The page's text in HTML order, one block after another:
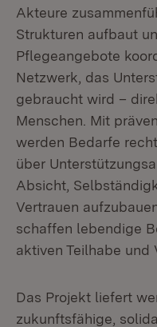
Akteure
Strukturen aufbaut
Pflegeangebote
Netzwerk, das
gebraucht wird –
Menschen. Mit
werden Bedarfe
über
Absicht,
Vertrauen
schaffen lebendige
aktiven Teilhabe und
Das Projekt liefert
zukunftsfähige,